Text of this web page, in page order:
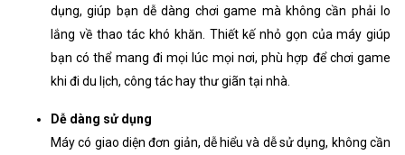
dụng, giúp bạn dễ dàng chơi game mà không cần phải lo
lắng về thao tác khó khăn. Thiết kế nhỏ gọn của máy giúp
bạn có thể mang đi mọi lúc mọi nơi, phù hợp để chơi game
khi đi du lịch, công tác hay thư giãn tại nhà.
Dễ dàng sử dụng
Máy có giao diện đơn giản, dễ hiểu và dễ sử dụng, không cần